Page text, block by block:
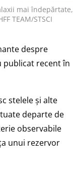
mai îndepărtate,
TEAM/STSCI
despre
publicat recent în
stelele și alte
departe de
observabile
unui rezervor